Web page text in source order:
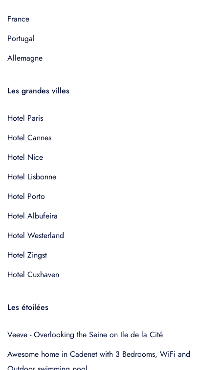
France
Portugal
Allemagne
Les grandes villes
Hotel Paris
Hotel Cannes
Hotel Nice
Hotel Lisbonne
Hotel Porto
Hotel Albufeira
Hotel Westerland
Hotel Zingst
Hotel Cuxhaven
Les étoilées
Veeve - Overlooking the Seine on Ile de la Cité
Awesome home in Cadenet with 3 Bedrooms, WiFi and